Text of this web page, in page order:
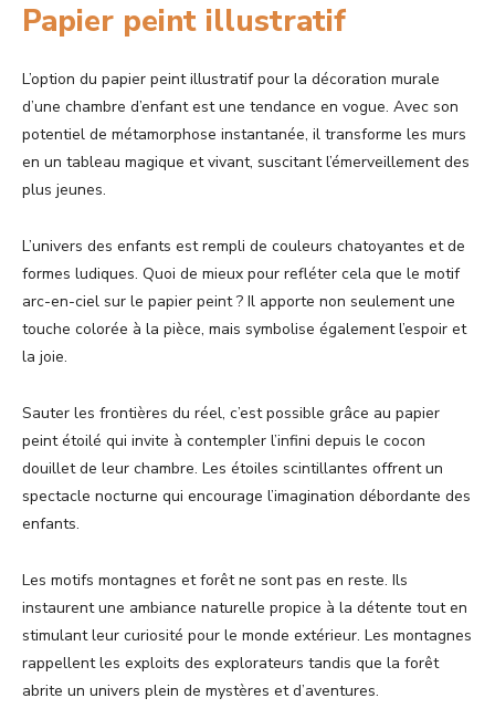
Papier peint illustratif
L’option du papier peint illustratif pour la décoration murale
d’une chambre d’enfant est une tendance en vogue. Avec son
potentiel de métamorphose instantanée, il transforme les murs
en un tableau magique et vivant, suscitant l’émerveillement des
plus jeunes.
L’univers des enfants est rempli de couleurs chatoyantes et de
formes ludiques. Quoi de mieux pour refléter cela que le motif
arc-en-ciel sur le papier peint ? Il apporte non seulement une
touche colorée à la pièce, mais symbolise également l’espoir et
la joie.
Sauter les frontières du réel, c’est possible grâce au papier
peint étoilé qui invite à contempler l’infini depuis le cocon
douillet de leur chambre. Les étoiles scintillantes offrent un
spectacle nocturne qui encourage l’imagination débordante des
enfants.
Les motifs montagnes et forêt ne sont pas en reste. Ils
instaurent une ambiance naturelle propice à la détente tout en
stimulant leur curiosité pour le monde extérieur. Les montagnes
rappellent les exploits des explorateurs tandis que la forêt
abrite un univers plein de mystères et d’aventures.